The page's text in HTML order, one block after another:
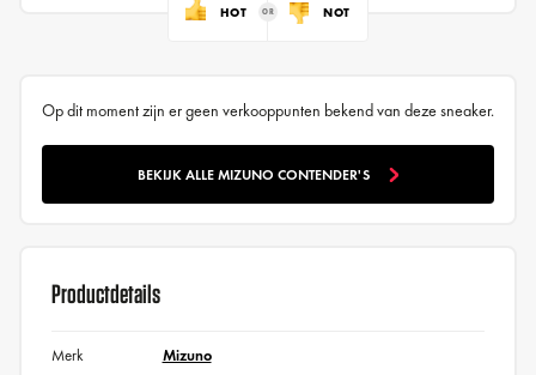
HOT NOT
Op dit moment zijn er geen verkooppunten bekend van deze sneaker.
BEKIJK ALLE MIZUNO CONTENDER'S
Productdetails
Merk Mizuno